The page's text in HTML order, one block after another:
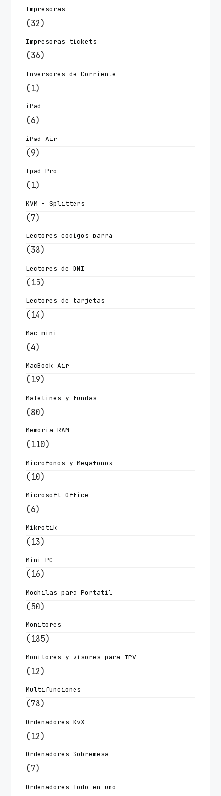
Impresoras
(32)
Impresoras tickets
(36)
Inversores de Corriente
(1)
iPad
(6)
iPad Air
(9)
Ipad Pro
(1)
KVM - Splitters
(7)
Lectores codigos barra
(38)
Lectores de DNI
(15)
Lectores de tarjetas
(14)
Mac mini
(4)
MacBook Air
(19)
Maletines y fundas
(80)
Memoria RAM
(110)
Microfonos y Megafonos
(10)
Microsoft Office
(6)
Mikrotik
(13)
Mini PC
(16)
Mochilas para Portatil
(50)
Monitores
(185)
Monitores y visores para TPV
(12)
Multifunciones
(78)
Ordenadores KvX
(12)
Ordenadores Sobremesa
(7)
Ordenadores Todo en uno